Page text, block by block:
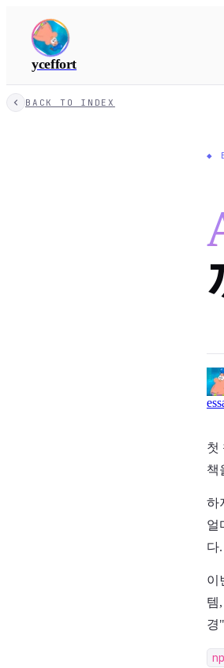
yceffort
BACK TO INDEX
◆
첫
책
하
얼
다
이
템
경